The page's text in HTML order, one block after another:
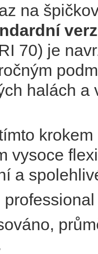
na
70) je
halách a
vysoce
a